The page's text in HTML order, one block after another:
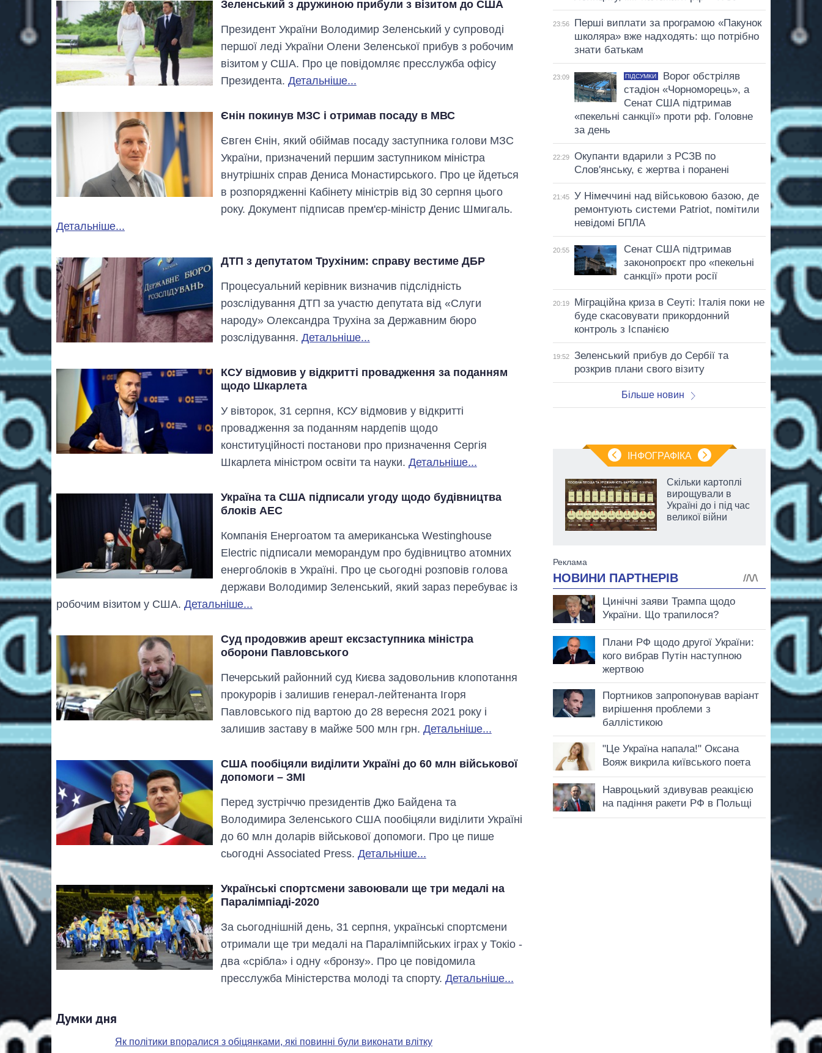
Зеленський з дружиною прибули з візитом до США
Президент України Володимир Зеленський у супроводі
першої леді України Олени Зеленської прибув з робочим
візитом у США. Про це повідомляє пресслужба офісу
Президента. Детальніше...
Єнін покинув МЗС і отримав посаду в МВС
Євген Єнін, який обіймав посаду заступника голови МЗС
України, призначений першим заступником міністра
внутрішніх справ Дениса Монастирського. Про це йдеться
в розпорядженні Кабінету міністрів від 30 серпня цього
року. Документ підписав прем'єр-міністр Денис Шмигаль.
Детальніше...
ДТП з депутатом Трухіним: справу вестиме ДБР
Процесуальний керівник визначив підслідність
розслідування ДТП за участю депутата від «Слуги
народу» Олександра Трухіна за Державним бюро
розслідування. Детальніше...
КСУ відмовив у відкритті провадження за поданням
щодо Шкарлета
У вівторок, 31 серпня, КСУ відмовив у відкритті
провадження за поданням нардепів щодо
конституційності постанови про призначення Сергія
Шкарлета міністром освіти та науки. Детальніше...
Україна та США підписали угоду щодо будівництва
блоків АЕС
Компанія Енергоатом та американська Westinghouse
Electric підписали меморандум про будівництво атомних
енергоблоків в Україні. Про це сьогодні розповів голова
держави Володимир Зеленський, який зараз перебуває із
робочим візитом у США. Детальніше...
Суд продовжив арешт ексзаступника міністра
оборони Павловського
Печерський районний суд Києва задовольнив клопотання
прокурорів і залишив генерал-лейтенанта Ігоря
Павловського під вартою до 28 вересня 2021 року і
залишив заставу в майже 500 млн грн. Детальніше...
США пообіцяли виділити Україні до 60 млн військової
допомоги – ЗМІ
Перед зустріччю президентів Джо Байдена та
Володимира Зеленського США пообіцяли виділити Україні
до 60 млн доларів військової допомоги. Про це пише
сьогодні Associated Press. Детальніше...
Українські спортсмени завоювали ще три медалі на
Паралімпіаді-2020
За сьогоднішній день, 31 серпня, українські спортсмени
отримали ще три медалі на Паралімпійських іграх у Токіо -
два «срібла» і одну «бронзу». Про це повідомила
пресслужба Міністерства молоді та спорту. Детальніше...
Думки дня
Як політики впоралися з обіцянками, які повинні були виконати влітку
23:56
Перші виплати за програмою «Пакунок
школяра» вже надходять: що потрібно
знати батькам
23:09 ПІДСУМКИ
Ворог обстріляв
стадіон «Чорноморець», а
Сенат США підтримав
«пекельні санкції» проти рф. Головне
за день
22:29
Окупанти вдарили з РСЗВ по
Слов'янську, є жертва і поранені
21:45
У Німеччині над військовою базою, де
ремонтують системи Patriot, помітили
невідомі БПЛА
20:55
Сенат США підтримав
законопроєкт про «пекельні
санкції» проти росії
20:19
Міграційна криза в Сеуті: Італія поки не
буде скасовувати прикордонний
контроль з Іспанією
19:52
Зеленський прибув до Сербії та
розкрив плани свого візиту
Більше новин
ІНФОГРАФІКА
як зріс попит на
чипи за останні
2027-й
Скільки картоплі
вирощували в
Україні до і під час
великої війни